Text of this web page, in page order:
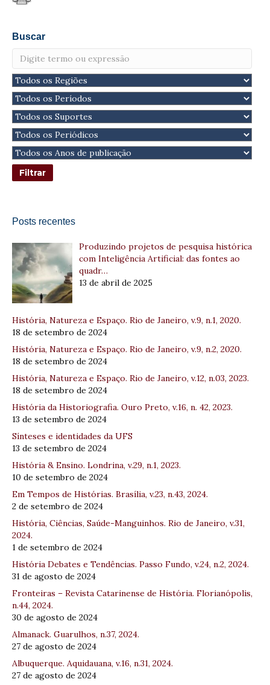
Buscar
Posts recentes
Produzindo projetos de pesquisa histórica
com Inteligência Artificial: das fontes ao
quadr…
13 de abril de 2025
História, Natureza e Espaço. Rio de Janeiro, v.9, n.1, 2020.
18 de setembro de 2024
História, Natureza e Espaço. Rio de Janeiro, v.9, n.2, 2020.
18 de setembro de 2024
História, Natureza e Espaço. Rio de Janeiro, v.12, n.03, 2023.
18 de setembro de 2024
História da Historiografia. Ouro Preto, v.16, n. 42, 2023.
13 de setembro de 2024
Sínteses e identidades da UFS
13 de setembro de 2024
História & Ensino. Londrina, v.29, n.1, 2023.
10 de setembro de 2024
Em Tempos de Histórias. Brasília, v.23, n.43, 2024.
2 de setembro de 2024
História, Ciências, Saúde-Manguinhos. Rio de Janeiro, v.31,
2024.
1 de setembro de 2024
História Debates e Tendências. Passo Fundo, v.24, n.2, 2024.
31 de agosto de 2024
Fronteiras – Revista Catarinense de História. Florianópolis,
n.44, 2024.
30 de agosto de 2024
Almanack. Guarulhos, n.37, 2024.
27 de agosto de 2024
Albuquerque. Aquidauana, v.16, n.31, 2024.
27 de agosto de 2024